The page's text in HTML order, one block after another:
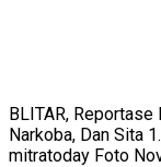
BLITAR,
Narkoba, Dan Sita
mitratoday Foto